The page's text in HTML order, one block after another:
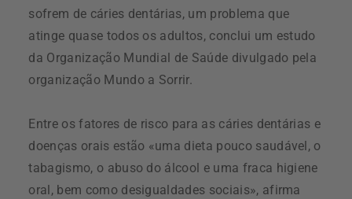
sofrem de cáries dentárias, um problema que
atinge quase todos os adultos, conclui um estudo
da Organização Mundial de Saúde divulgado pela
organização Mundo a Sorrir.
Entre os fatores de risco para as cáries dentárias e
doenças orais estão «uma dieta pouco saudável, o
tabagismo, o abuso do álcool e uma fraca higiene
oral, bem como desigualdades sociais», afirma